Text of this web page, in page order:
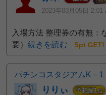
2023年03月05日 2:01
入場方法 整理券の有無：
要）続きを読む 5pt GET!
パチンコスタジアムK－1
りりぃ 予想屋1位